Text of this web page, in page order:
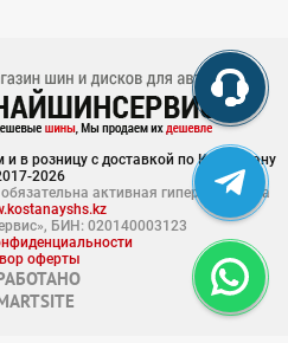
в розницу с доставкой по Казахстану
2026
активная гиперссылка на
БИН: 020140003123
оферты